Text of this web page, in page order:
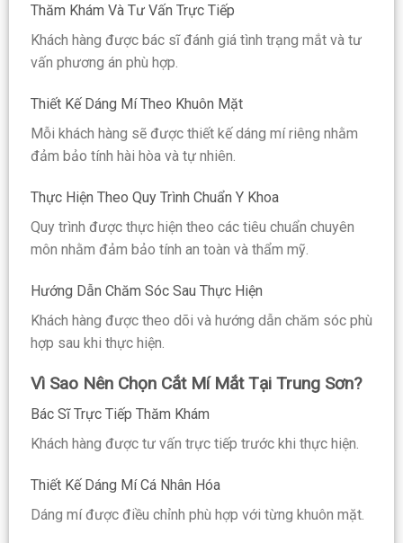
Thăm Khám Và Tư Vấn Trực Tiếp
Khách hàng được bác sĩ đánh giá tình trạng mắt và tư
vấn phương án phù hợp.
Thiết Kế Dáng Mí Theo Khuôn Mặt
Mỗi khách hàng sẽ được thiết kế dáng mí riêng nhằm
đảm bảo tính hài hòa và tự nhiên.
Thực Hiện Theo Quy Trình Chuẩn Y Khoa
Quy trình được thực hiện theo các tiêu chuẩn chuyên
môn nhằm đảm bảo tính an toàn và thẩm mỹ.
Hướng Dẫn Chăm Sóc Sau Thực Hiện
Khách hàng được theo dõi và hướng dẫn chăm sóc phù
hợp sau khi thực hiện.
Vì Sao Nên Chọn Cắt Mí Mắt Tại Trung Sơn?
Bác Sĩ Trực Tiếp Thăm Khám
Khách hàng được tư vấn trực tiếp trước khi thực hiện.
Thiết Kế Dáng Mí Cá Nhân Hóa
Dáng mí được điều chỉnh phù hợp với từng khuôn mặt.